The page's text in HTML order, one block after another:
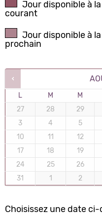
Jour disponible à
courant
Jour disponible à
prochain
L M M
27
28 29
3
4 5
10
11 12
17
18 19
24
25 26
31
1 2
Choisissez une date